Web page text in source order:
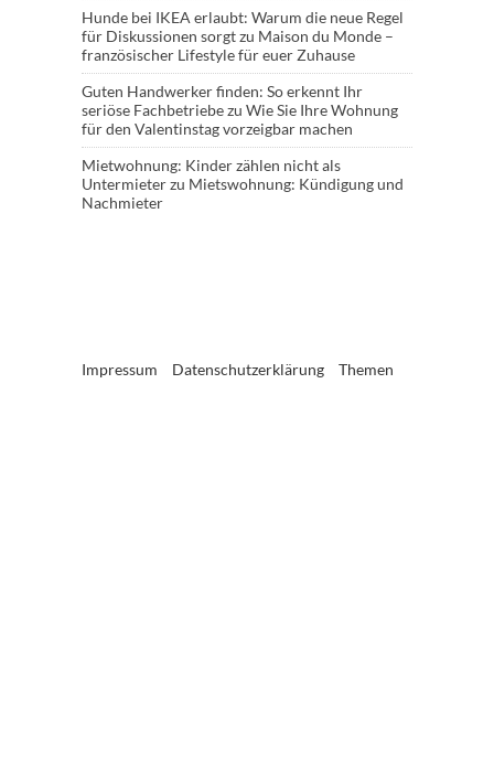
Hunde bei IKEA erlaubt: Warum die neue Regel
für Diskussionen sorgtzu Maison du Monde –
französischer Lifestyle für euer Zuhause
Guten Handwerker finden: So erkennt Ihr
seriöse Fachbetriebezu Wie Sie Ihre Wohnung
für den Valentinstag vorzeigbar machen
Mietwohnung: Kinder zählen nicht als
Untermieterzu Mietswohnung: Kündigung und
Nachmieter
Impressum Datenschutzerklärung Themen